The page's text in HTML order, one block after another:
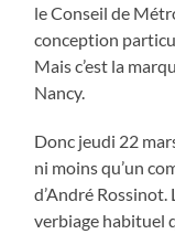
le Conseil de
conception
Mais c’est la
Nancy.
Donc jeudi 22
ni moins qu’un
d’André
verbiage habituel